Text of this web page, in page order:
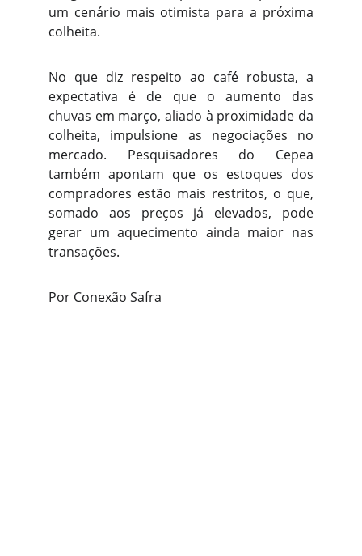
um cenário mais otimista para a próxima
colheita.
No que diz respeito ao café robusta, a
expectativa é de que o aumento das
chuvas em março, aliado à proximidade da
colheita, impulsione as negociações no
mercado. Pesquisadores do Cepea
também apontam que os estoques dos
compradores estão mais restritos, o que,
somado aos preços já elevados, pode
gerar um aquecimento ainda maior nas
transações.
Por Conexão Safra